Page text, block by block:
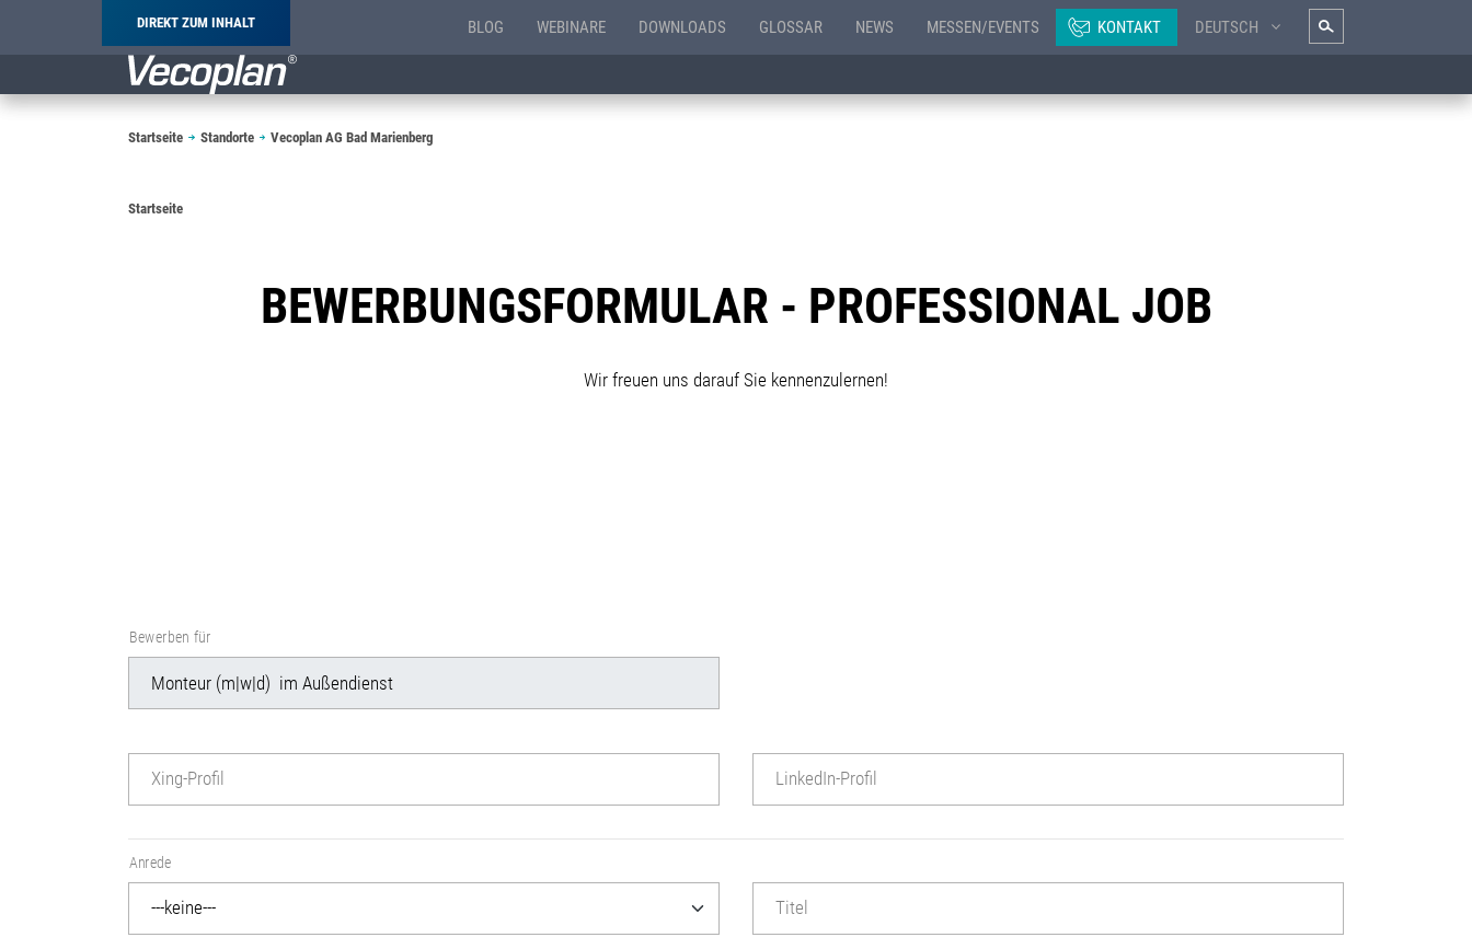
DIREKT ZUM INHALT BLOG WEBINARE DOWNLOADS GLOSSAR NEWS MESSEN/EVENTS KONTAKT DEUTSCH
Pfadnavigation
Startseite Standorte Vecoplan AG Bad Marienberg
Pfadnavigation
Startseite
BEWERBUNGSFORMULAR - PROFESSIONAL JOB
Wir freuen uns darauf Sie kennenzulernen!
Bewerben für
Xing-Profil LinkedIn-Profil
Anrede
Titel